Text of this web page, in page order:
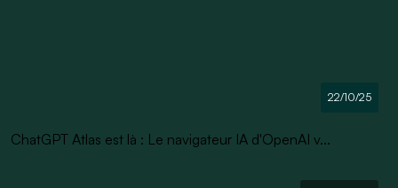
22/10/25
ChatGPT Atlas est là : Le navigateur IA d'OpenAI v...